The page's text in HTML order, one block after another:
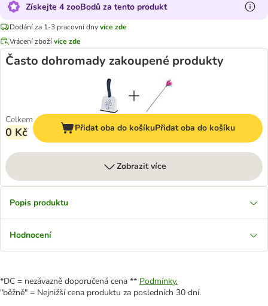
Získejte 4 zooBodů za tento produkt
Dodání za 1-3 pracovní dnyvíce zde
Vrácení zbožívíce zde
Často dohromady zakoupené produkty
Celkem
0 Kč Přidat oba do košíkuPřidat oba do košíku
Zobrazit více
Popis produktu
Hodnocení
*DC = nezávazně doporučená cena ** Podmínky.
"běžně" = Nejnižší cena produktu za posledních 30 dní.